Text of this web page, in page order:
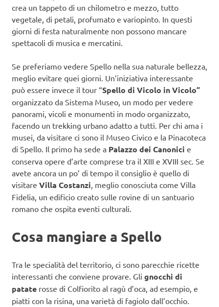
crea un tappeto di un chilometro e mezzo, tutto
vegetale, di petali, profumato e variopinto. In questi
giorni di festa naturalmente non possono mancare
spettacoli di musica e mercatini.
Se preferiamo vedere Spello nella sua naturale bellezza,
meglio evitare quei giorni. Un’iniziativa interessante
può essere invece il tour “Spello di Vicolo in Vicolo”
organizzato da Sistema Museo, un modo per vedere
panorami, vicoli e monumenti in modo organizzato,
facendo un trekking urbano adatto a tutti. Per chi ama i
musei, da visitare ci sono il Museo Civico e la Pinacoteca
di Spello. Il primo ha sede a Palazzo dei Canonici e
conserva opere d’arte comprese tra il XIII e XVIII sec. Se
avete ancora un po’ di tempo il consiglio è quello di
visitare Villa Costanzi, meglio conosciuta come Villa
Fidelia, un edificio creato sulle rovine di un santuario
romano che ospita eventi culturali.
Cosa mangiare a Spello
Tra le specialità del territorio, ci sono parecchie ricette
interessanti che conviene provare. Gli gnocchi di
patate rosse di Colfiorito al ragù d’oca, ad esempio, e
piatti con la risina, una varietà di fagiolo dall’occhio.